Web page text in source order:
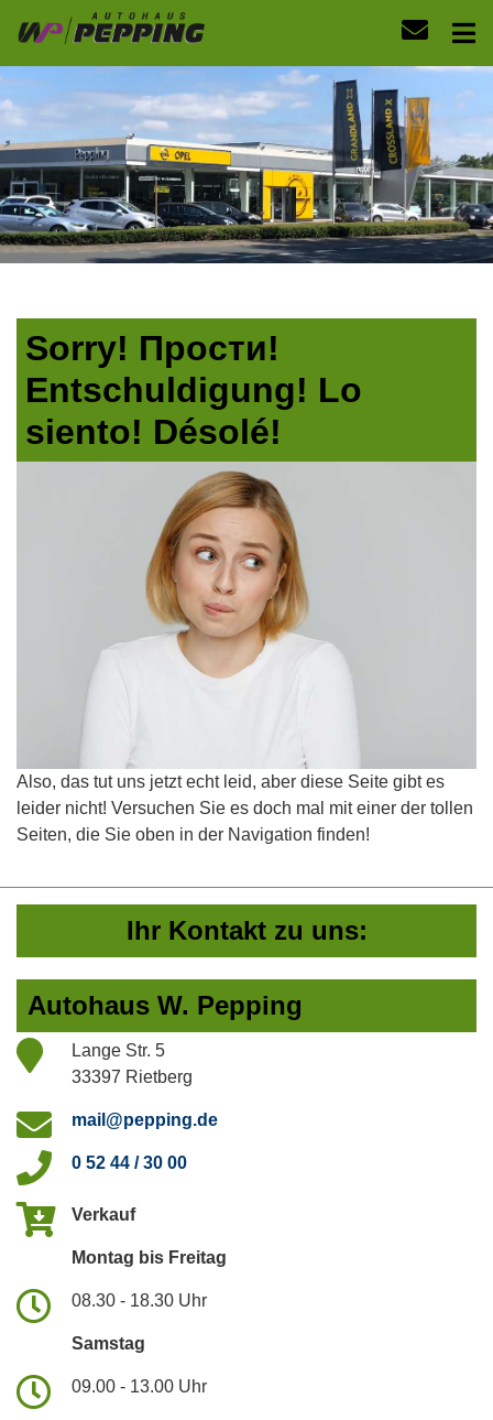
Sorry! Прости!
Entschuldigung! Lo
siento! Désolé!
Also, das tut uns jetzt echt leid, aber diese Seite gibt es
leider nicht! Versuchen Sie es doch mal mit einer der tollen
Seiten, die Sie oben in der Navigation finden!
Ihr Kontakt zu uns:
Autohaus W. Pepping
Lange Str. 5
33397 Rietberg
mail@pepping.de
0 52 44 / 30 00
Verkauf
Montag bis Freitag
08.30 - 18.30 Uhr
Samstag
09.00 - 13.00 Uhr